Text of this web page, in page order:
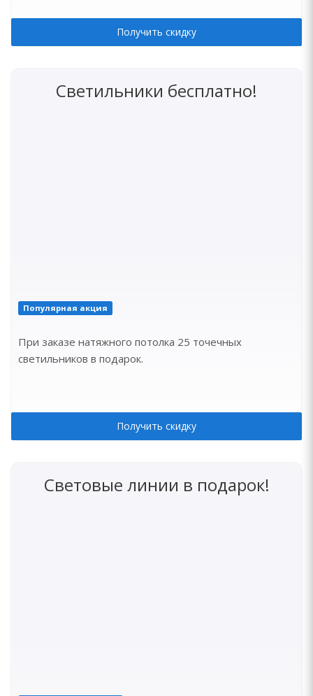
Получить скидку
Светильники бесплатно!
Популярная акция
При заказе натяжного потолка 25 точечных
светильников в подарок.
Получить скидку
Световые линии в подарок!